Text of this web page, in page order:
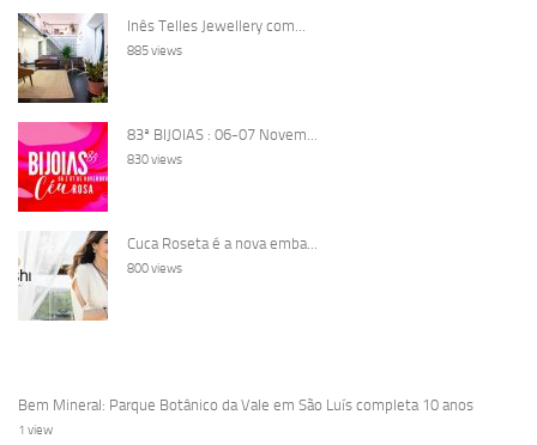
Inês Telles Jewellery com...
885 views
83ª BIJOIAS : 06-07 Novem...
830 views
Cuca Roseta é a nova emba...
800 views
Bem Mineral: Parque Botânico da Vale em São Luís completa 10 anos
1 view